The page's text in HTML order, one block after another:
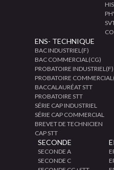
ENS- TECHNIQUE
BAC INDUSTRIEL(F)
BAC COMMERCIAL(CG)
PROBATOIRE INDUSTRIEL(F)
PROBATOIRE
BACCALAURÉAT STT
PROBATOIRE STT
SÉRIE CAP INDUSTRIEL
SÉRIE CAP COMMERCIAL
BREVET DE TECHNICIEN
CAP STT
SECONDE
SECONDE A
SECONDE C